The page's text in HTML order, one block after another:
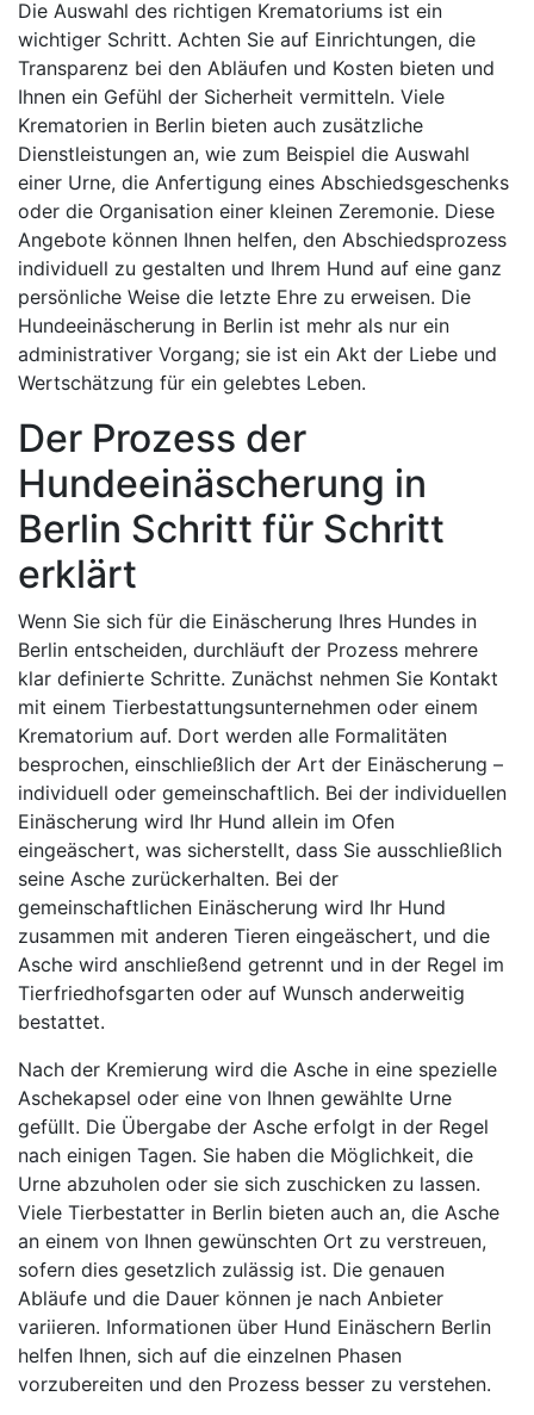
Die Auswahl des richtigen Krematoriums ist ein
wichtiger Schritt. Achten Sie auf Einrichtungen, die
Transparenz bei den Abläufen und Kosten bieten und
Ihnen ein Gefühl der Sicherheit vermitteln. Viele
Krematorien in Berlin bieten auch zusätzliche
Dienstleistungen an, wie zum Beispiel die Auswahl
einer Urne, die Anfertigung eines Abschiedsgeschenks
oder die Organisation einer kleinen Zeremonie. Diese
Angebote können Ihnen helfen, den Abschiedsprozess
individuell zu gestalten und Ihrem Hund auf eine ganz
persönliche Weise die letzte Ehre zu erweisen. Die
Hundeeinäscherung in Berlin ist mehr als nur ein
administrativer Vorgang; sie ist ein Akt der Liebe und
Wertschätzung für ein gelebtes Leben.
Der Prozess der
Hundeeinäscherung in
Berlin Schritt für Schritt
erklärt
Wenn Sie sich für die Einäscherung Ihres Hundes in
Berlin entscheiden, durchläuft der Prozess mehrere
klar definierte Schritte. Zunächst nehmen Sie Kontakt
mit einem Tierbestattungsunternehmen oder einem
Krematorium auf. Dort werden alle Formalitäten
besprochen, einschließlich der Art der Einäscherung –
individuell oder gemeinschaftlich. Bei der individuellen
Einäscherung wird Ihr Hund allein im Ofen
eingeäschert, was sicherstellt, dass Sie ausschließlich
seine Asche zurückerhalten. Bei der
gemeinschaftlichen Einäscherung wird Ihr Hund
zusammen mit anderen Tieren eingeäschert, und die
Asche wird anschließend getrennt und in der Regel im
Tierfriedhofsgarten oder auf Wunsch anderweitig
bestattet.
Nach der Kremierung wird die Asche in eine spezielle
Aschekapsel oder eine von Ihnen gewählte Urne
gefüllt. Die Übergabe der Asche erfolgt in der Regel
nach einigen Tagen. Sie haben die Möglichkeit, die
Urne abzuholen oder sie sich zuschicken zu lassen.
Viele Tierbestatter in Berlin bieten auch an, die Asche
an einem von Ihnen gewünschten Ort zu verstreuen,
sofern dies gesetzlich zulässig ist. Die genauen
Abläufe und die Dauer können je nach Anbieter
variieren. Informationen über Hund Einäschern Berlin
helfen Ihnen, sich auf die einzelnen Phasen
vorzubereiten und den Prozess besser zu verstehen.